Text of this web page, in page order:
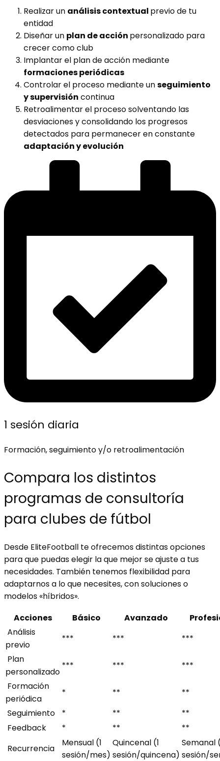
Realizar un análisis contextual previo de tu
entidad
Diseñar un plan de acción personalizado para
crecer como club
Implantar el plan de acción mediante
formaciones periódicas
Controlar el proceso mediante unseguimiento
y supervisión continua
Retroalimentar el proceso solventando las
desviaciones y consolidando los progresos
detectados para permanecer en constante
adaptación y evolución
1 sesión diaria
Formación, seguimiento y/o retroalimentación
Compara los distintos
programas de consultoría
para clubes de fútbol
Desde EliteFootball te ofrecemos distintas opciones
para que puedas elegir laque mejor se ajuste a tus
necesidades. También tenemos flexibilidad para
adaptarnos a lo que necesites, con soluciones o
modelos «híbridos».
Acciones
Básico Avanzado
Análisis
previo
*** ***
***
Plan
personalizado
*** ***
***
Formación
periódica
* **
**
Seguimiento
* **
**
Feedback
* **
**
Recurrencia
Mensual (1
sesión/mes)
Quincenal (1
sesión/quincena)
Semanal
sesión/